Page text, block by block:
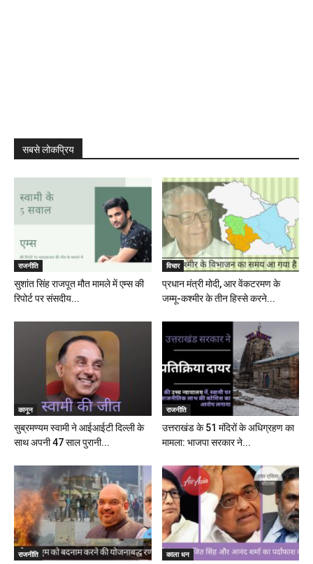
सबसे लोकप्रिय
राजनीति
सुशांत सिंह राजपूत मौत मामले में एम्स की
रिपोर्ट पर संसदीय...
विचार
प्रधान मंत्री मोदी, आर वेंकटरमण के
जम्मू-कश्मीर के तीन हिस्से करने...
कानून
सुब्रमण्यम स्वामी ने आईआईटी दिल्ली के
साथ अपनी 47 साल पुरानी...
राजनीति
उत्तराखंड के 51 मंदिरों के अधिग्रहण का
मामला: भाजपा सरकार ने...
राजनीति काला धन